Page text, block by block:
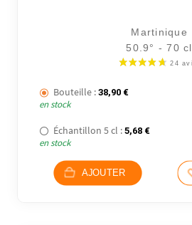
Martinique
50.9° - 70 cl
Bouteille : 38,90 €
en stock
Échantillon 5 cl : 5,68 €
en stock
AJOUTER